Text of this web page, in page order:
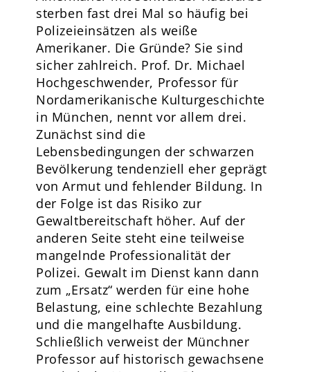
sterben fast drei Mal so häufig bei
Polizeieinsätzen als weiße
Amerikaner. Die Gründe? Sie sind
sicher zahlreich. Prof. Dr. Michael
Hochgeschwender, Professor für
Nordamerikanische Kulturgeschichte
in München, nennt vor allem drei.
Zunächst sind die
Lebensbedingungen der schwarzen
Bevölkerung tendenziell eher geprägt
von Armut und fehlender Bildung. In
der Folge ist das Risiko zur
Gewaltbereitschaft höher. Auf der
anderen Seite steht eine teilweise
mangelnde Professionalität der
Polizei. Gewalt im Dienst kann dann
zum „Ersatz“ werden für eine hohe
Belastung, eine schlechte Bezahlung
und die mangelhafte Ausbildung.
Schließlich verweist der Münchner
Professor auf historisch gewachsene